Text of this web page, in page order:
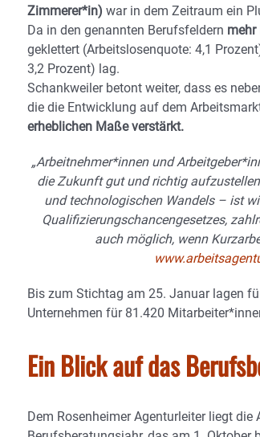
Zimmerer*in) war in dem Zeitraum ein
Da in den genannten Berufsfeldern mehr
geklettert (Arbeitslosenquote: 4,1
3,2 Prozent) lag.
Schankweiler betont weiter, dass es
die die Entwicklung auf dem
erheblichen Maße verstärkt.
„Arbeitnehmer*innen und
die Zukunft gut und richtig
und technologischen Wandels – ist
Qualifizierungschancengesetzes,
auch möglich, wenn
Bis zum Stichtag am 25. Januar lagen
Unternehmen für 81.420
Ein Blick auf das
Dem Rosenheimer Agenturleiter liegt